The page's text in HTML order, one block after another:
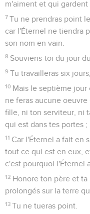
m'aiment et qui gardent
7 Tu ne prendras point
car l'Éternel ne tiendra
son nom en vain.
8 Souviens-toi du jour
9 Tu travailleras six
10 Mais le septième
ne feras aucune
fille, ni ton serviteur, ni
qui est dans tes portes ;
11 Car l'Éternel a fait en
tout ce qui est en eux,
c'est pourquoi l'Éternel
12 Honore ton père et
prolongés sur la terre
13 Tu ne tueras point.